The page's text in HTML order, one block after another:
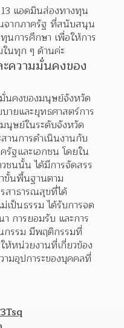
แอดมินส่องทางทุน
จากภาครัฐ ที่สนับสนุน
นการศึกษา เพื่อให้การ
นทุก ๆ ด้านค่ะ
ความมั่นคงของ
นคงของมนุษย์จังหวัด
ายและยุทธศาสตร์การ
นุษย์ในระดับจังหวัด
านการดำเนินงานกับ
รัฐและเอกชน โดยใน
ชนนั้น ได้มีการจัดสรร
าขั้นพื้นฐานตาม
สาธารณสุขที่ได้
เป็นธรรม ได้รับการจด
การยอมรับ และการ
กรรม มีพฤติกรรมที่
ห้หน่วยงานที่เกี่ยวข้อง
ามอุปการะของบุคคลที่